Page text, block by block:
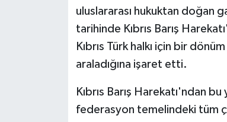
uluslararası hukuktan doğan
tarihinde Kıbrıs Barış
Kıbrıs Türk halkı için bir
araladığına işaret etti.
Kıbrıs Barış Harekatı'ndan
federasyon temelindeki tüm